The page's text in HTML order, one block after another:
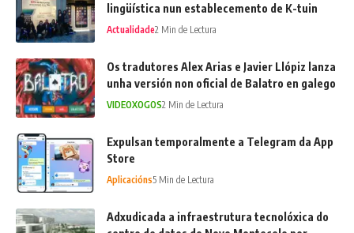
lingüística nun establecemento de K-tuin
Actualidade2 Min de Lectura
Os tradutores Alex Arias e Javier Llópiz lanza
unha versión non oficial de Balatro en galego
VIDEOXOGOS2 Min de Lectura
Expulsan temporalmente a Telegram da App
Store
Aplicacións5 Min de Lectura
Adxudicada a infraestrutura tecnolóxica do